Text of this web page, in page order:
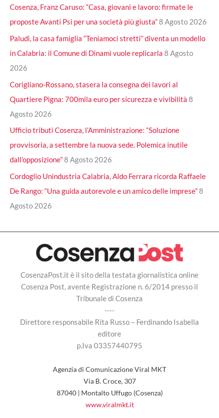
Cosenza, Franz Caruso: “Casa, giovani e lavoro: firmate le
proposte Avanti Psi per una società più giusta”8 Agosto 2026
Paludi, la casa famiglia “Teniamoci stretti” diventa un modello
in Calabria: il Comune di Dinami vuole replicarla 8 Agosto
2026
Corigliano-Rossano, stasera la consegna dei lavori al
Quartiere Pigna: 700mila euro per sicurezza e vivibilità 8
Agosto 2026
Ufficio tributi Cosenza, l’Amministrazione: “Soluzione
provvisoria, a settembre la nuova sede. Polemica inutile
dall’opposizione”8 Agosto 2026
Cordoglio Unindustria Calabria, Aldo Ferrara ricorda Raffaele
De Rango: “Una guida autorevole e un amico delle imprese”8
Agosto 2026
CosenzaPost.it è il sito della testata giornalistica online
Cosenza Post, avente Registrazione n. 6/2014 presso il
Tribunale di Cosenza
----
Direttore responsabile Rita Russo – Ferdinando Isabella
editore
p.Iva 03357440795
Agenzia di Comunicazione Viral MKT
Via B. Croce, 307
87040 | Montalto Uffugo (Cosenza)
www.viralmkt.it